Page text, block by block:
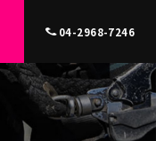
04-2968-7246